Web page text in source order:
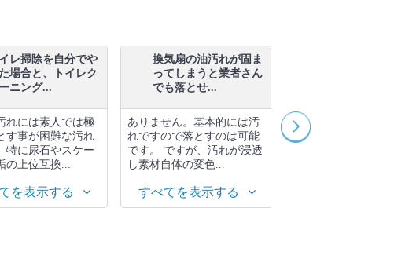
イレ掃除を自分でや
場合と、トイレク
ニング...
れには素人では極
す事が困難な汚れ
特に尿石やスケー
の上位互換...
を表示する
換気扇の油汚れが固ま
ってしまうと業者さん
でも落とせ...
ありません。基本的には汚
れですので落とすのは可能
です。 ですが、汚れが浸透
し素材自体の変色...
すべてを表示する
あまり長く放置せず
に1回はファンまで